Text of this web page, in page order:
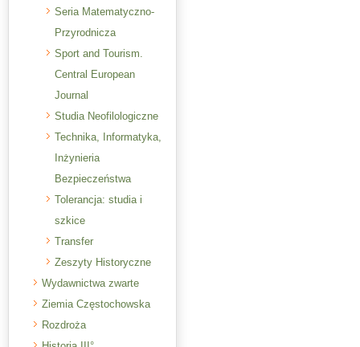
Seria Matematyczno-
Przyrodnicza
Sport and Tourism.
Central European
Journal
Studia Neofilologiczne
Technika, Informatyka,
Inżynieria
Bezpieczeństwa
Tolerancja: studia i
szkice
Transfer
Zeszyty Historyczne
Wydawnictwa zwarte
Ziemia Częstochowska
Rozdroża